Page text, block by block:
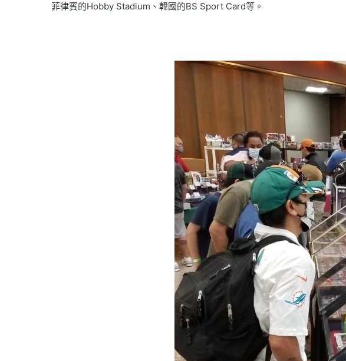
菲律賓的Hobby Stadium、韓國的BS Sport Card等。